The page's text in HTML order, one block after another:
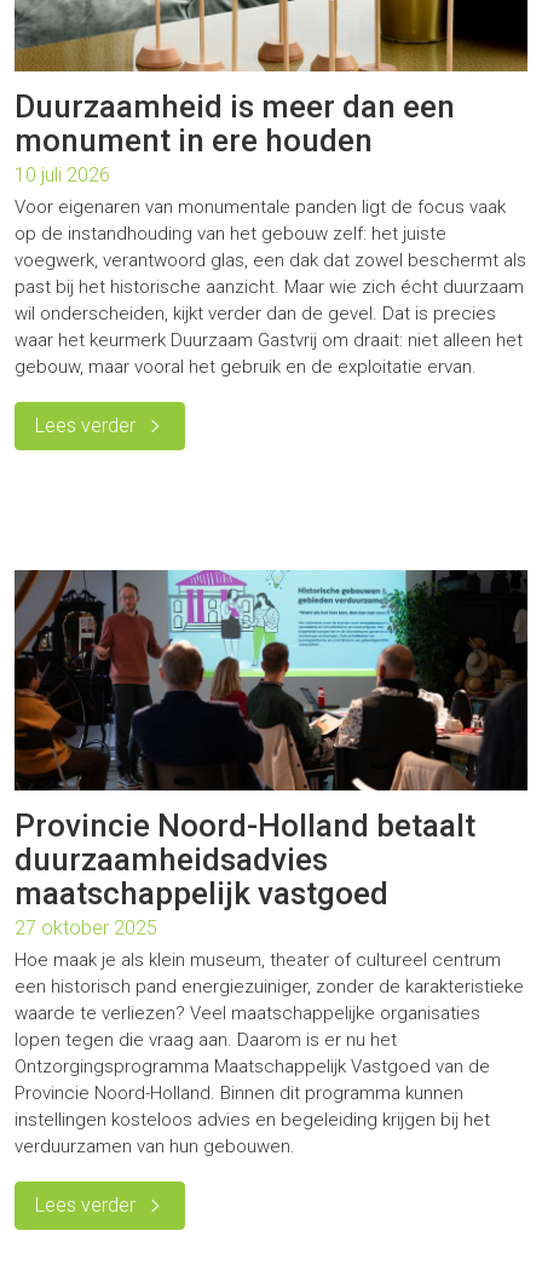
Duurzaamheid is meer dan een
monument in ere houden
10 juli 2026
Voor eigenaren van monumentale panden ligt de focus vaak
op de instandhouding van het gebouw zelf: het juiste
voegwerk, verantwoord glas, een dak dat zowel beschermt als
past bij het historische aanzicht. Maar wie zich écht duurzaam
wil onderscheiden, kijkt verder dan de gevel. Dat is precies
waar het keurmerk Duurzaam Gastvrij om draait: niet alleen het
gebouw, maar vooral het gebruik en de exploitatie ervan.
Lees verder
Provincie Noord-Holland betaalt
duurzaamheidsadvies
maatschappelijk vastgoed
27 oktober 2025
Hoe maak je als klein museum, theater of cultureel centrum
een historisch pand energiezuiniger, zonder de karakteristieke
waarde te verliezen? Veel maatschappelijke organisaties
lopen tegen die vraag aan. Daarom is er nu het
Ontzorgingsprogramma Maatschappelijk Vastgoed van de
Provincie Noord-Holland. Binnen dit programma kunnen
instellingen kosteloos advies en begeleiding krijgen bij het
verduurzamen van hun gebouwen.
Lees verder